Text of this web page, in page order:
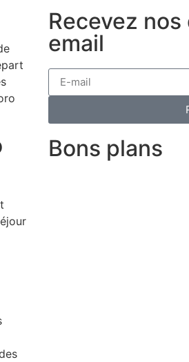
Recevez
email
Bons plans